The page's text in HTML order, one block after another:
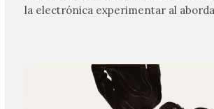
la electrónica experimentar al